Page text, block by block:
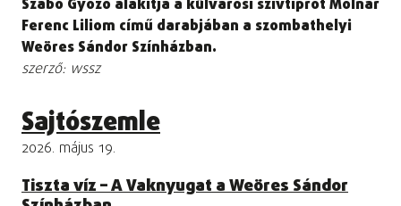
Szabó Győző alakítja a külvárosi szívtiprót Molnár
Ferenc Liliom című darabjában a szombathelyi
Weöres Sándor Színházban.
szerző: wssz
Sajtószemle
2026. május 19.
Tiszta víz – A Vaknyugat a Weöres Sándor